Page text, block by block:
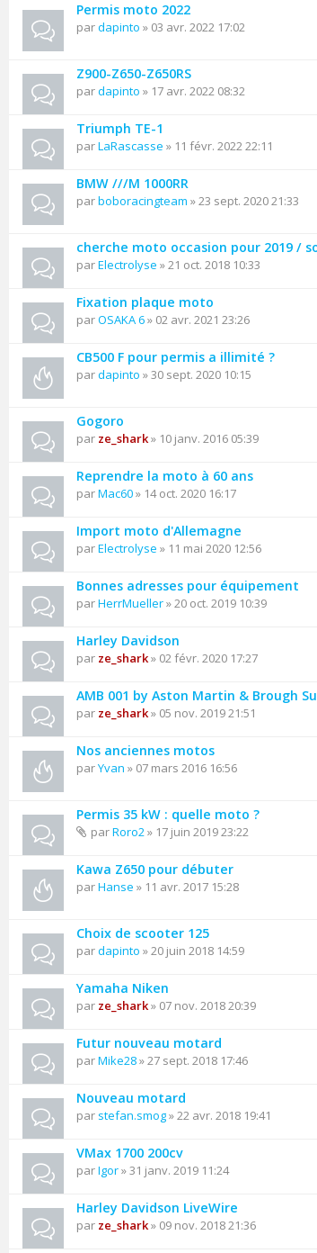
Permis moto 2022
pardapinto » 03 avr. 2022 17:02
Z900-Z650-Z650RS
pardapinto » 17 avr. 2022 08:32
Triumph TE-1
parLaRascasse » 11 févr. 2022 22:11
BMW ///M 1000RR
parboboracingteam » 23 sept. 2020 21:33
cherche moto occasion pour 2019 /
parElectrolyse » 21 oct. 2018 10:33
Fixation plaque moto
parOSAKA 6» 02 avr. 2021 23:26
CB500 F pour permis a illimité ?
pardapinto » 30 sept. 2020 10:15
Gogoro
par ze_shark» 10 janv. 2016 05:39
Reprendre la moto à 60 ans
parMac60» 14 oct. 2020 16:17
Import moto d'Allemagne
parElectrolyse » 11 mai 2020 12:56
Bonnes adresses pour équipement
parHerrMueller» 20 oct. 2019 10:39
Harley Davidson
par ze_shark» 02 févr. 2020 17:27
AMB 001 by Aston Martin & Brough
par ze_shark» 05 nov. 2019 21:51
Nos anciennes motos
parYvan » 07 mars 2016 16:56
Permis 35 kW : quelle moto ?
parRoro2» 17 juin 2019 23:22
Kawa Z650 pour débuter
parHanse » 11 avr. 2017 15:28
Choix de scooter 125
pardapinto » 20 juin 2018 14:59
Yamaha Niken
par ze_shark» 07 nov. 2018 20:39
Futur nouveau motard
parMike28» 27 sept. 2018 17:46
Nouveau motard
par stefan.smog» 22 avr. 2018 19:41
VMax 1700 200cv
parIgor» 31 janv. 2019 11:24
Harley Davidson LiveWire
par ze_shark» 09 nov. 2018 21:36